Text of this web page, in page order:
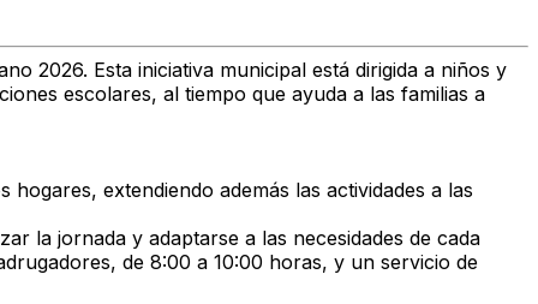
2026. Esta iniciativa municipal está dirigida a niños y
escolares, al tiempo que ayuda a las familias a
extendiendo además las actividades a las
la jornada y adaptarse a las necesidades de cada
de 8:00 a 10:00 horas, y un servicio de